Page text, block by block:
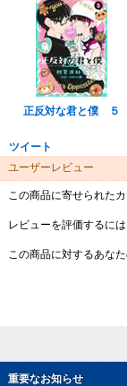
重要なお知らせ
正反対な君と僕 ５
ツイート
ユーザーレビュー
この商品に寄せられた
レビューを評価するには
この商品に対するあな